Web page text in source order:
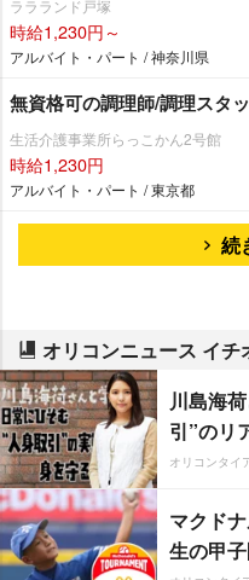
ララランド戸塚
時給1,230円～
アルバイト・パート / 神奈川県
無資格可の調理師/調理スタ
生活介護事業所らっこかん2号館
時給1,230円
アルバイト・パート / 東京都
続
オリコンニュース イチ
川島海
引”のリ
オリコンタイ
マクド
生の甲子